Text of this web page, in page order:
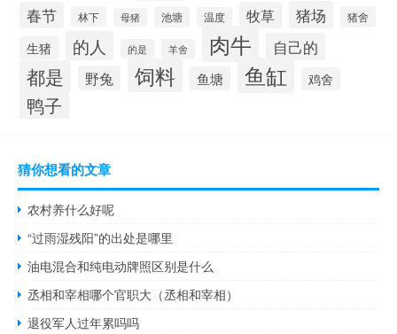
春节
林下 母猪 池塘 温度 牧草 猪场 猪舍
生猪 的人 的是 羊舍 肉牛 自己的
都是 野兔 饲料 鱼塘 鱼缸 鸡舍
鸭子
猜你想看的文章
农村养什么好呢
“过雨湿残阳”的出处是哪里
油电混合和纯电动牌照区别是什么
丞相和宰相哪个官职大（丞相和宰相）
退役军人过年累吗吗